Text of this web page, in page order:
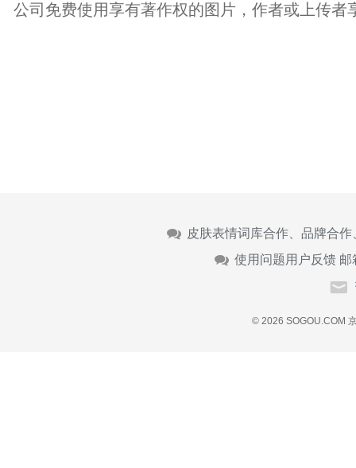
公司免费使用享有著作权的图片，作者或上传者
皮肤表情词库合作、品牌合
使用问题用户反馈 邮
© 2026 SOGOU.COM